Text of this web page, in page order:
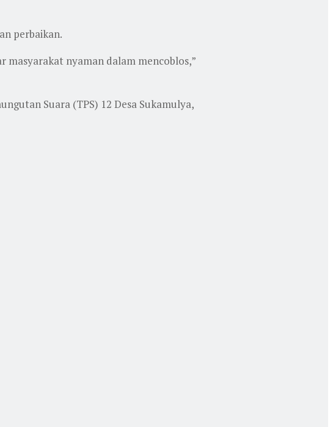
perbaikan.
masyarakat nyaman dalam mencoblos,”
Suara (TPS) 12 Desa Sukamulya,